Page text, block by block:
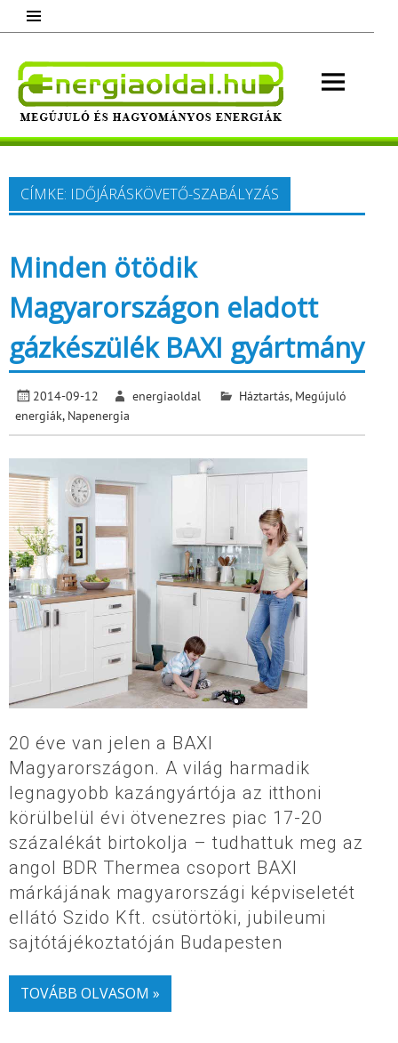
content
Megújuló és hagyományos energiák.
Minden, ami energia!
CÍMKE: IDŐJÁRÁSKÖVETŐ-SZABÁLYZÁS
Minden ötödik
Magyarországon eladott
gázkészülék BAXI gyártmány
2014-09-12 energiaoldal Háztartás, Megújuló
energiák, Napenergia
20 éve van jelen a BAXI
Magyarországon. A világ harmadik
legnagyobb kazángyártója az itthoni
körülbelül évi ötvenezres piac 17-20
százalékát birtokolja – tudhattuk meg az
angol BDR Thermea csoport BAXI
márkájának magyarországi képviseletét
ellátó Szido Kft. csütörtöki, jubileumi
sajtótájékoztatóján Budapesten
TOVÁBB OLVASOM »